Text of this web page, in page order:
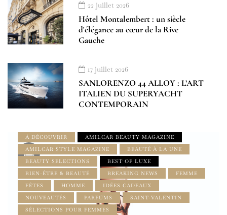
22 juillet 2026
Hôtel Montalembert : un siècle
d'élégance au cœur de la Rive
Gauche
17 juillet 2026
SANLORENZO 44 ALLOY : L’ART
ITALIEN DU SUPERYACHT
CONTEMPORAIN
À DÉCOUVRIR
AMILCAR BEAUTY MAGAZINE
AMILCAR STYLE MAGAZINE
BEAUTÉ À LA UNE
BEAUTY SELECTIONS
BEST OF LUXE
BIEN-ÊTRE & BEAUTÉ
BREAKING NEWS
FEMME
FÊTES
HOMME
IDÉES CADEAUX
NOUVEAUTÉS
PARFUMS
SAINT-VALENTIN
SÉLECTIONS POUR FEMMES